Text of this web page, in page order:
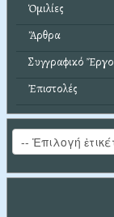
Ὁμιλίες
Ἄρθρα
Συγγραφικό Ἔργο
Ἐπιστολές